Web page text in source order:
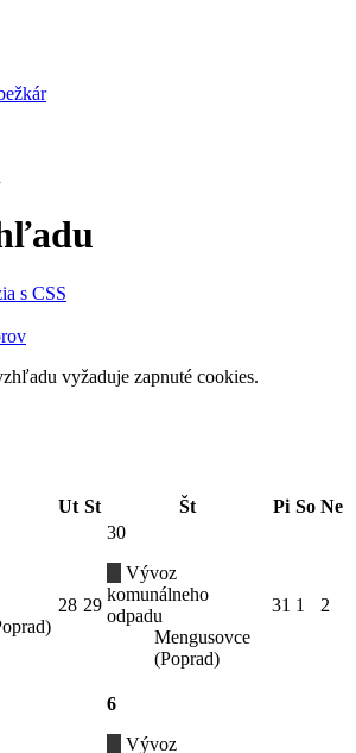
s CSS
vyžaduje zapnuté cookies.
Ut St Št Pi So Ne
28 29
30
Vývoz
komunálneho
odpadu
Mengusovce
(Poprad)
31 1 2
6
Vývoz